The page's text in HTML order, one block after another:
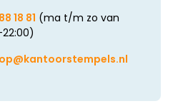
18 81 (ma t/m zo van